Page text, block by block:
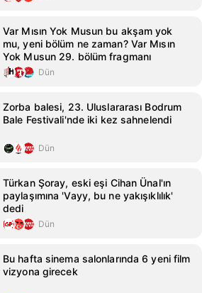
Var Mısın Yok Musun bu akşam yok
mu, yeni bölüm ne zaman? Var Mısın
Yok Musun 29. bölüm fragmanı
Dün
Zorba balesi, 23. Uluslararası Bodrum
Bale Festivali'nde iki kez sahnelendi
Dün
Türkan Şoray, eski eşi Cihan Ünal'ın
paylaşımına 'Vayy, bu ne yakışıklılık'
dedi
Dün
Bu hafta sinema salonlarında 6 yeni film
vizyona girecek